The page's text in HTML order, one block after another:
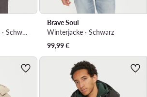
Jacke aus Kunstleder · Schwarz
Brave Soul
Winterjacke · Schwarz
99,99€